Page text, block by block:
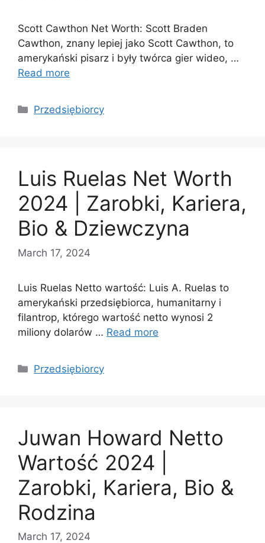
Scott Cawthon Net Worth: Scott Braden
Cawthon, znany lepiej jako Scott Cawthon, to
amerykański pisarz i były twórca gier wideo, …
Read more
Categories
Przedsiębiorcy
Luis Ruelas Net Worth
2024 | Zarobki, Kariera,
Bio & Dziewczyna
March 17, 2024
Luis Ruelas Netto wartość: Luis A. Ruelas to
amerykański przedsiębiorca, humanitarny i
filantrop, którego wartość netto wynosi 2
miliony dolarów … Read more
Categories
Przedsiębiorcy
Juwan Howard Netto
Wartość 2024 |
Zarobki, Kariera, Bio &
Rodzina
March 17, 2024